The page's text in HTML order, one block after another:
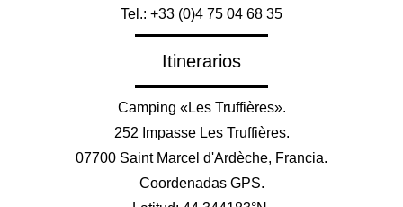
Tel.: +33 (0)4 75 04 68 35
Itinerarios
Camping «Les Truffières».
252 Impasse Les Truffières.
07700 Saint Marcel d'Ardèche, Francia.
Coordenadas GPS.